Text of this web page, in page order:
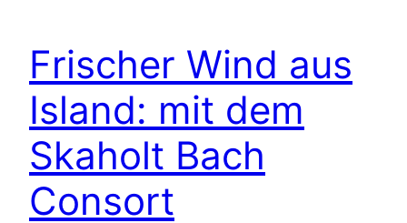
Frischer Wind aus
Island: mit dem
Skaholt Bach
Consort